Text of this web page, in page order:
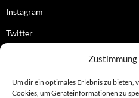
Um dir ein optimales Erlebnis zu bieten,
Cookies, um Geräteinformationen zu
Instagram
Twitter